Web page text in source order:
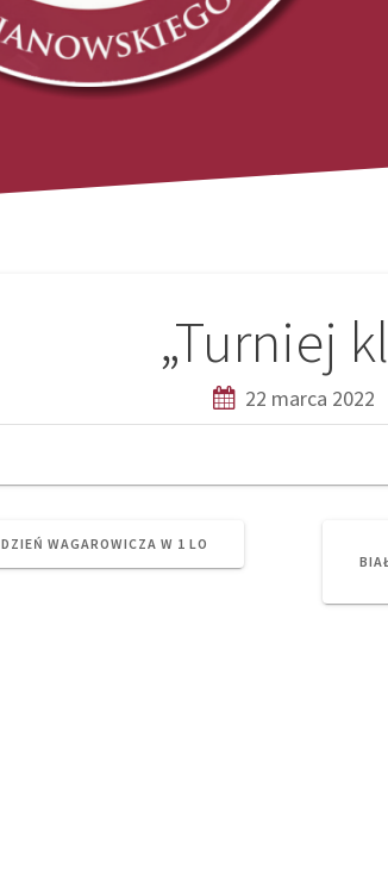
„Turniej
22 marca 2022
PREVIOUS
DZIEŃ WAGAROWICZA W 1 LO